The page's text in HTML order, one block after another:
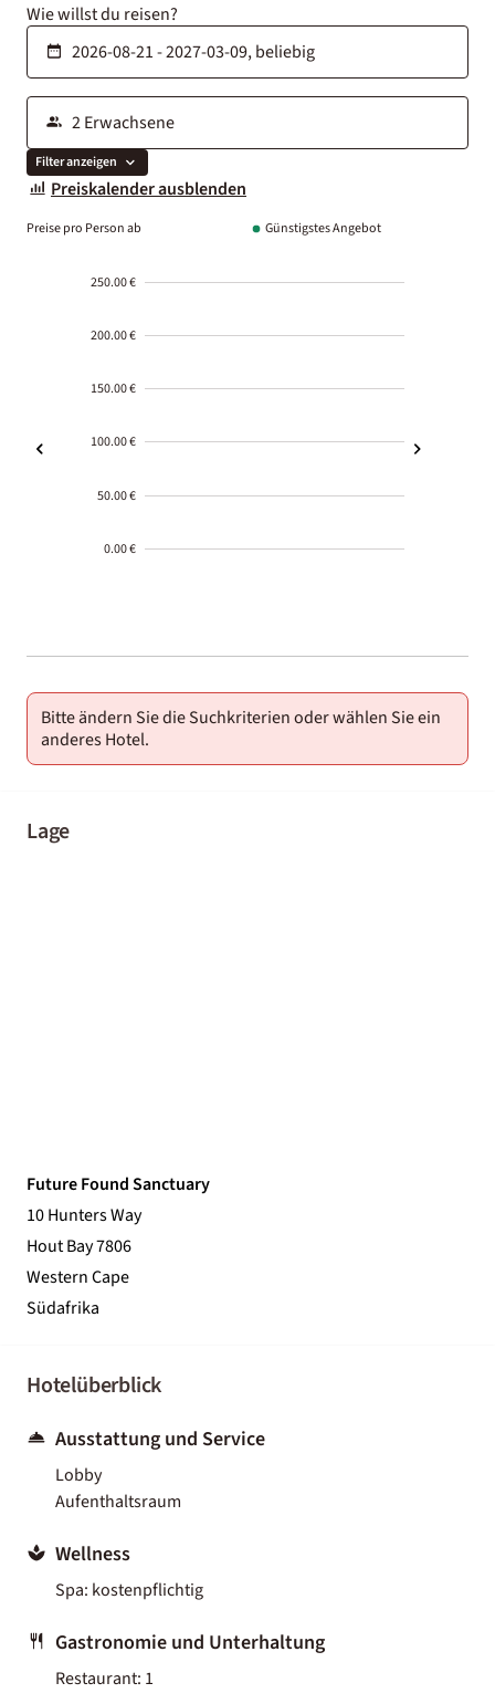
Wie willst du reisen?
Filter anzeigen
Preiskalender ausblenden
Preise pro Person ab Günstigstes Angebot
250.00 €
200.00 €
150.00 €
100.00 €
50.00 €
0.00 €
01-02
Bitte ändern Sie die Suchkriterien oder wählen Sie ein
anderes Hotel.
Lage
Future Found Sanctuary
10 Hunters Way
Hout Bay 7806
Western Cape
Südafrika
Hotelüberblick
Ausstattung und Service
Lobby
Aufenthaltsraum
Wellness
Spa: kostenpflichtig
Gastronomie und Unterhaltung
Restaurant: 1